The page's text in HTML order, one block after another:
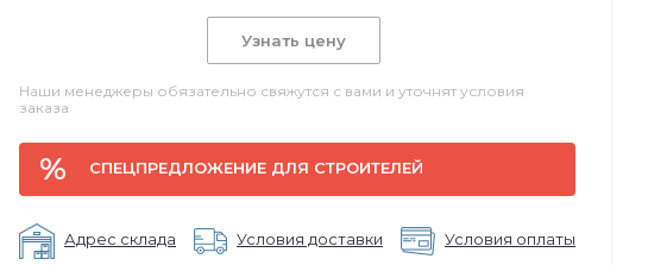
Узнать цену
Наши менеджеры обязательно свяжутся с вами и уточнят условия
заказа
СПЕЦПРЕДЛОЖЕНИЕ ДЛЯ СТРОИТЕЛЕЙ
Адрес склада Условия доставки Условия оплаты